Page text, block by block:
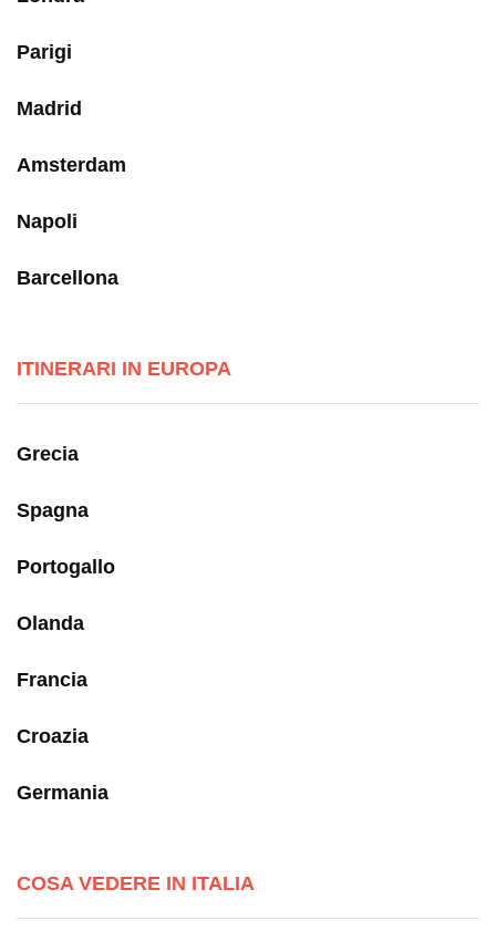
Parigi
Madrid
Amsterdam
Napoli
Barcellona
ITINERARI IN EUROPA
Grecia
Spagna
Portogallo
Olanda
Francia
Croazia
Germania
COSA VEDERE IN ITALIA